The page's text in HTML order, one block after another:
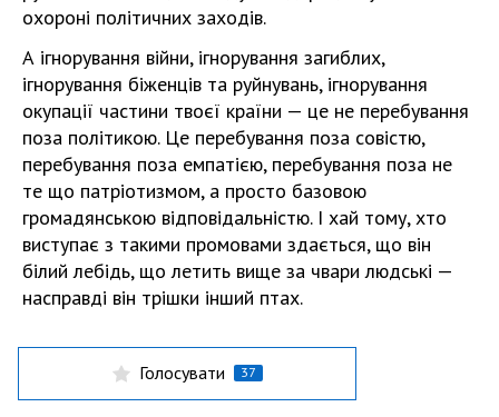
охороні політичних заходів.
А ігнорування війни, ігнорування загиблих,
ігнорування біженців та руйнувань, ігнорування
окупації частини твоєї країни — це не перебування
поза політикою. Це перебування поза совістю,
перебування поза емпатією, перебування поза не
те що патріотизмом, а просто базовою
громадянською відповідальністю. І хай тому, хто
виступає з такими промовами здається, що він
білий лебідь, що летить вище за чвари людські —
насправді він трішки інший птах.
Голосувати 37